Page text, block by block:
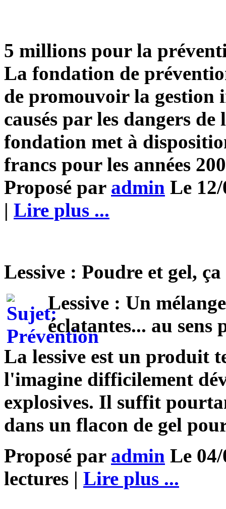
5 millions pour la
La fondation de
de promouvoir la gestion
causés par les dangers
fondation met à
francs pour les années
Proposé par admin Le
| Lire plus ...
Lessive : Poudre et gel,
Lessive : Un
éclatantes... au sens
La lessive est un produit
l'imagine difficilement
explosives. Il suffit
dans un flacon de gel
Proposé par admin Le
lectures | Lire plus ...